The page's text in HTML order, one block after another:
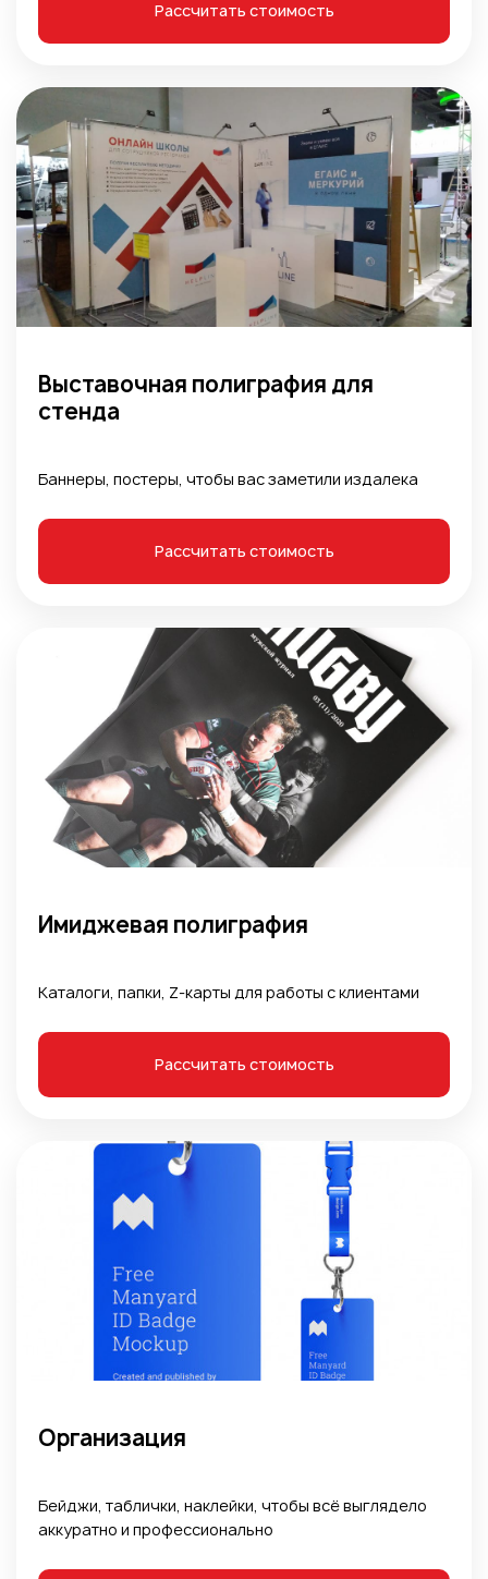
Рассчитать стоимость
Выставочная полиграфия для
стенда
Баннеры, постеры, чтобы вас заметили издалека
Рассчитать стоимость
Имиджевая полиграфия
Каталоги, папки, Z-карты для работы с клиентами
Рассчитать стоимость
Организация
Бейджи, таблички, наклейки, чтобы всё выглядело
аккуратно и профессионально